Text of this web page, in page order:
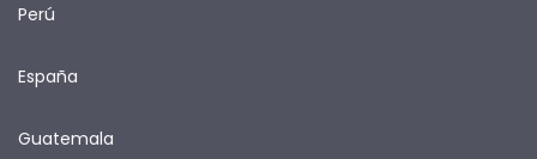
Perú
España
Guatemala